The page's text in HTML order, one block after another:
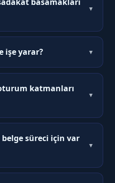
▼
işlemi yapılmaz.
işe yarar? ▼
canlı panelde
katmanları
▼
çekim beklemesi
süreci için var
▼
ve doğrulama